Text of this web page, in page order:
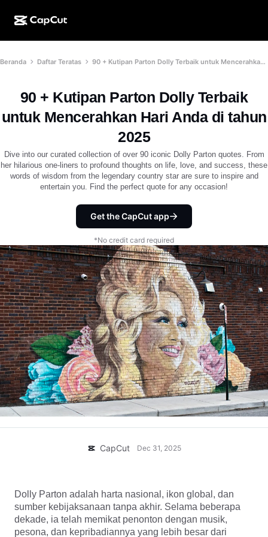
CapCut Desktop
CapCut Online
CapCut Pad
Dreamina AI
Pippit AI
Kreasi AI
Studio Video
Pembuat gambar AI
Penyempurna gambar AI
Dreamina Seedance 2.5
Nano Banana Pro
Gemini Omni
Teks & Audio
Keterangan otomatis
Template keterangan
Pengenalan ucapan
Teks ke ucapan
Suara khusus
Sempurnakan suara
Gambar
Fitur
Editor & pembuat video
Editor & pembuat gambar
Pembuat & editor suara
Lainnya
Kasus penggunaan
Media sosial
Pemasaran
Gaya hidup & Vlog
Desain kustom
Lainnya
Sumber daya
Panduan cara
Tren & tip template
Lainnya
Template media sosial
Template liburan
Lainnya
Template kalender
Template hari jadi
Template efek
Template bisnis
Template industri
Template kilas balik
Tentang
Inisiatif
Afiliasi
Program Pelopor
CapCut Creative Campus
Bantuan
Pusat Kepercayaan
Pusat Bantuan
Newsroom
Tentang Ketentuan Layanan CapCut
Dreamina Seedance 2.0 Launch
Buka CapCut
Beranda Daftar Teratas 90 + Kutipan Parton Dolly Terbaik untuk Mencerahkan Hari Anda di tahun 2025
90 + Kutipan Parton Dolly Terbaik
untuk Mencerahkan Hari Anda di tahun
2025
Dive into our curated collection of over 90 iconic Dolly Parton quotes. From
her hilarious one-liners to profound thoughts on life, love, and success, these
words of wisdom from the legendary country star are sure to inspire and
entertain you. Find the perfect quote for any occasion!
Get the CapCut app
*No credit card required
CapCut Dec 31, 2025
Dolly Parton adalah harta nasional, ikon global, dan
sumber kebijaksanaan tanpa akhir. Selama beberapa
dekade, ia telah memikat penonton dengan musik,
pesona, dan kepribadiannya yang lebih besar dari